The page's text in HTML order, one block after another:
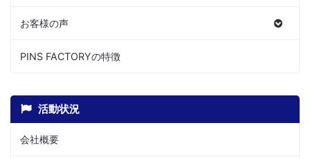
お客様の声
PINS FACTORYの特徴
活動状況
会社概要